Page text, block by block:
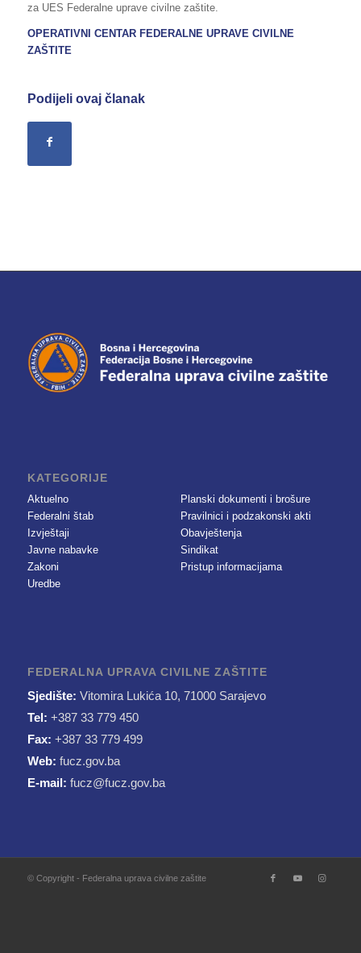
za UES Federalne uprave civilne zaštite.
OPERATIVNI CENTAR FEDERALNE UPRAVE CIVILNE
ZAŠTITE
Podijeli ovaj članak
KATEGORIJE
Aktuelno
Federalni štab
Izvještaji
Javne nabavke
Zakoni
Uredbe
Planski dokumenti i brošure
Pravilnici i podzakonski akti
Obavještenja
Sindikat
Pristup informacijama
FEDERALNA UPRAVA CIVILNE ZAŠTITE
Sjedište: Vitomira Lukića 10, 71000 Sarajevo
Tel: +387 33 779 450
Fax: +387 33 779 499
Web: fucz.gov.ba
E-mail: fucz@fucz.gov.ba
© Copyright - Federalna uprava civilne zaštite